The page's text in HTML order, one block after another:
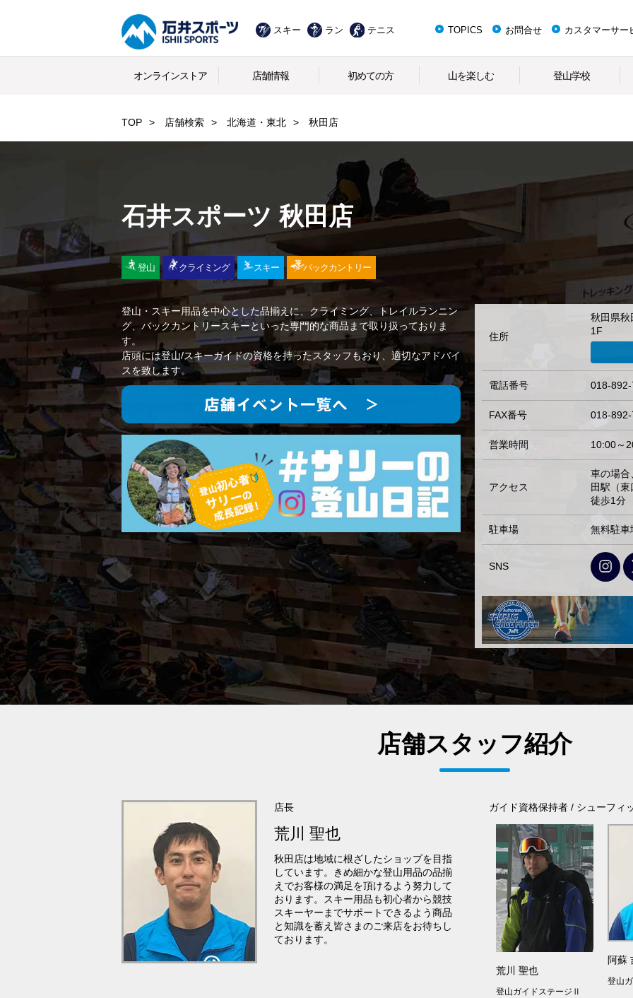
スキー ラン テニス TOPICS お問合せ カスタマーサー
オンラインストア 店舗情報 初めての方 山を楽しむ 登山学校
TOP 店舗検索 北海道・東北 秋田店
石井スポーツ 秋田店
登山 クライミング スキー バックカントリー
登山・スキー用品を中心とした品揃えに、クライミング、トレイルランニン
グ、バックカントリースキーといった専門的な商品まで取り扱っておりま
す。
店頭には登山/スキーガイドの資格を持ったスタッフもおり、適切なアドバイ
スを致します。
住所
秋田県
1F
電話番号 018-
FAX番号 018-
営業時間 10:00～
アクセス
車の場
田駅（
徒歩1分
駐車場 無料駐車
SNS
店舗スタッフ紹介
店長
荒川 聖也
秋田店は地域に根ざしたショップを目指
しています。きめ細かな登山用品の品揃
えでお客様の満足を頂けるよう努力して
おります。スキー用品も初心者から競技
スキーヤーまでサポートできるよう商品
と知識を蓄え皆さまのご来店をお待ちし
ております。
ガイド資格保持者 / シューフィ
荒川 聖也
登山ガイドステージⅡ
阿蘇
登山